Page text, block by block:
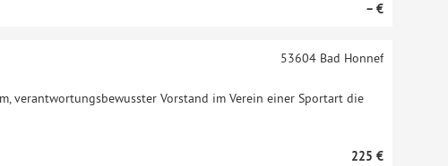
– €
verantwortungsbewusster Vorstand im Verein einer Sportart die
53604Bad Honnef
225 €